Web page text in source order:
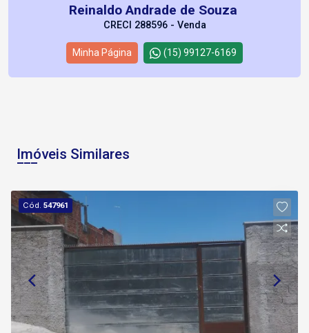
Reinaldo Andrade de Souza
CRECI 288596 - Venda
Minha Página (15) 99127-6169
Imóveis Similares
Cód.547961